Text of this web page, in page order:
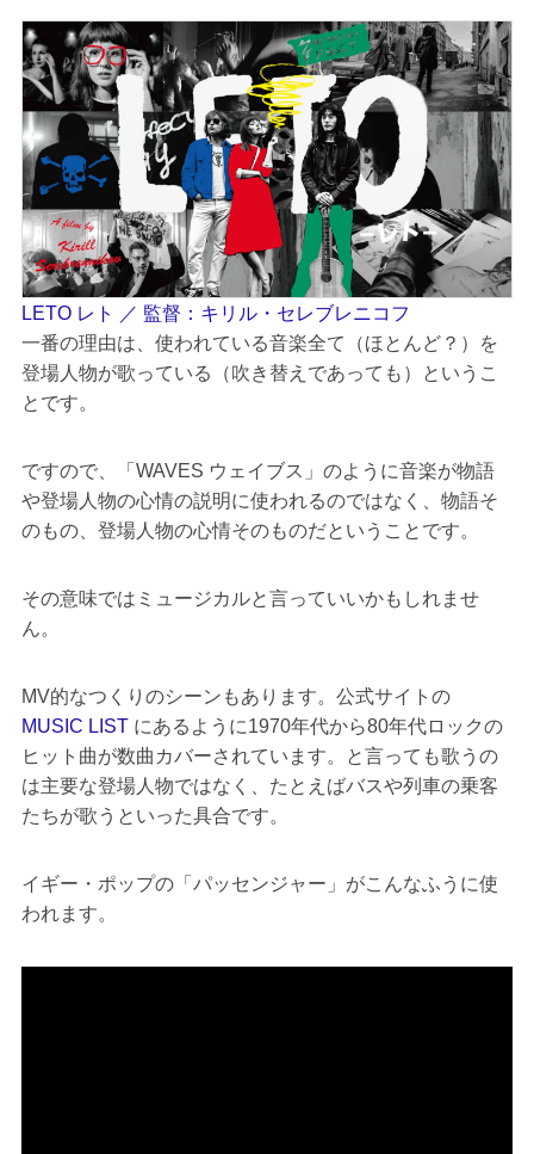
LETO レト ／ 監督：キリル・セレブレニコフ
一番の理由は、使われている音楽全て（ほとんど？）を
登場人物が歌っている（吹き替えであっても）というこ
とです。
ですので、「WAVES ウェイブス」のように音楽が物語
や登場人物の心情の説明に使われるのではなく、物語そ
のもの、登場人物の心情そのものだということです。
その意味ではミュージカルと言っていいかもしれませ
ん。
MV的なつくりのシーンもあります。公式サイトの
MUSIC LISTにあるように1970年代から80年代ロックの
ヒット曲が数曲カバーされています。と言っても歌うの
は主要な登場人物ではなく、たとえばバスや列車の乗客
たちが歌うといった具合です。
イギー・ポップの「パッセンジャー」がこんなふうに使
われます。